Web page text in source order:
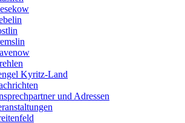
Kyritz-Land
und Adressen